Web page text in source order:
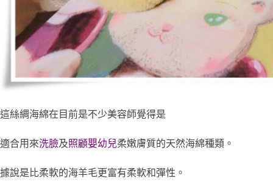
這絲綢海綿在目前是不少美容師覺得是
適合用來洗臉及照顧嬰幼兒柔嫩膚質的天然海綿種類。
據說是比柔軟的海羊毛更富有柔軟和彈性。